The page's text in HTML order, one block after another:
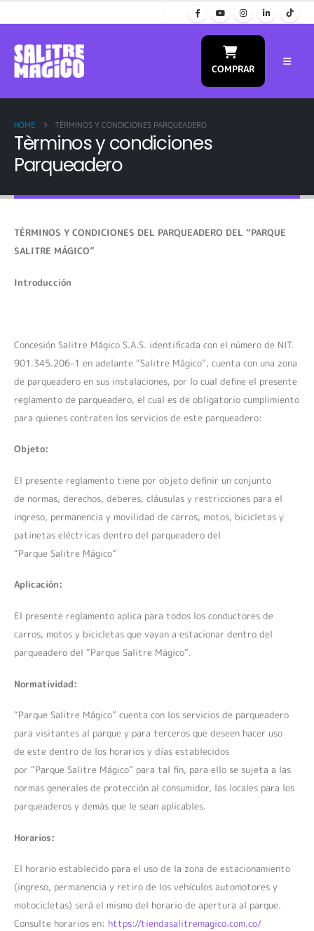
COMPRAR
HOME TÈRMINOS Y CONDICIONES PARQUEADERO
Tèrminos y condiciones
Parqueadero
TÉRMINOS Y CONDICIONES DEL PARQUEADERO DEL “PARQUE
SALITRE MÁGICO”
Introducción
Concesión Salitre Mágico S.A.S. identificada con el número de NIT.
901.345.206-1 en adelante “Salitre Mágico”, cuenta con una zona
de parqueadero en sus instalaciones, por lo cual define el presente
reglamento de parqueadero, el cual es de obligatorio cumplimiento
para quienes contraten los servicios de este parqueadero:
Objeto:
El presente reglamento tiene por objeto definir un conjunto
de normas, derechos, deberes, cláusulas y restricciones para el
ingreso, permanencia y movilidad de carros, motos, bicicletas y
patinetas eléctricas dentro del parqueadero del
“Parque Salitre Mágico”
Aplicación:
El presente reglamento aplica para todos los conductores de
carros, motos y bicicletas que vayan a estacionar dentro del
parqueadero del “Parque Salitre Mágico”.
Normatividad:
“Parque Salitre Mágico” cuenta con los servicios de parqueadero
para visitantes al parque y para terceros que deseen hacer uso
de este dentro de los horarios y días establecidos
por “Parque Salitre Mágico” para tal fin, para ello se sujeta a las
normas generales de protección al consumidor, las locales para los
parqueaderos y demás que le sean aplicables.
Horarios:
El horario establecido para el uso de la zona de estacionamiento
(ingreso, permanencia y retiro de los vehículos automotores y
motocicletas) será el mismo del horario de apertura al parque.
Consulte horarios en: https://tiendasalitremagico.com.co/